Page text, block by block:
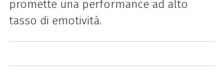
promette una performance ad alto
tasso di emotività.